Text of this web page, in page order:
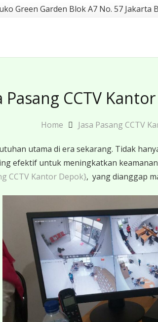
Green Garden Blok A7 No. 57 Jakarta
Pasang CCTV
Home Jasa Pasang CCTV
utama di era sekarang. Tidak
efektif untuk meningkatkan
CCTV Kantor Depok}, yang dianggap